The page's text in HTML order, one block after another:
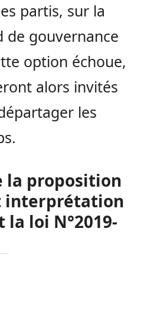
partis, sur la
de gouvernance
option échoue,
alors invités
les
proposition
interprétation
loi N°2019-